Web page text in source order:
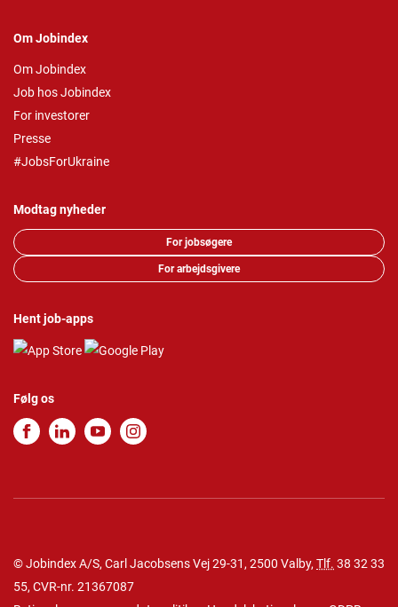
Om Jobindex
Om Jobindex
Job hos Jobindex
For investorer
Presse
#JobsForUkraine
Modtag nyheder
For jobsøgere
For arbejdsgivere
Hent job-apps
Følg os
© Jobindex A/S, Carl Jacobsens Vej 29-31, 2500 Valby, Tlf. 38 32 33
55, CVR-nr. 21367087